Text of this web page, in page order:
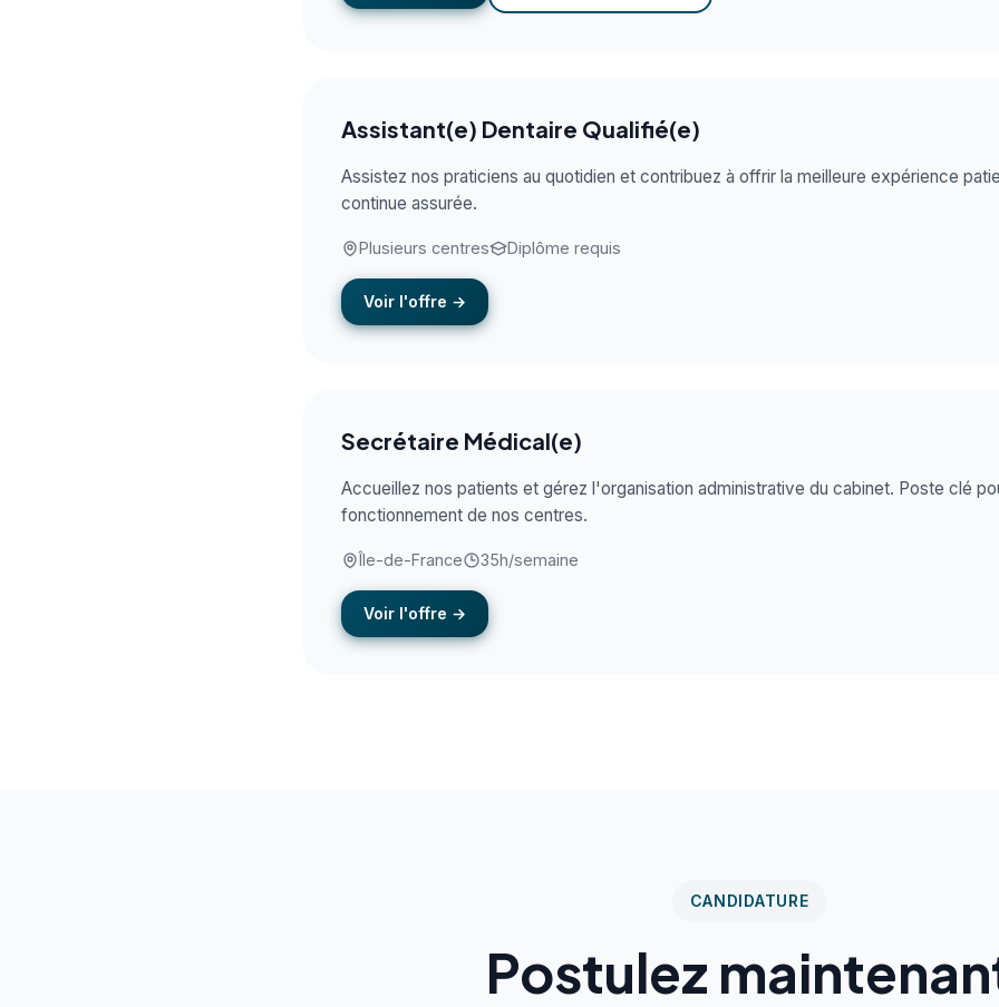
Assistant(e) Dentaire Qualifié(e)
Assistez nos praticiens au quotidien et contribuez à offrir la meilleure expérience
continue assurée.
Plusieurs centres Diplôme requis
Voir l'offre →
Secrétaire Médical(e)
Accueillez nos patients et gérez l'organisation administrative du cabinet. Poste clé
fonctionnement de nos centres.
Île-de-France 35h/semaine
Voir l'offre →
CANDIDATURE
Postulez